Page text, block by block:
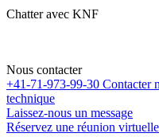
Chatter avec KNF
Nous contacter
+41-71-973-99-30 Contacter
technique
Laissez-nous un message
Réservez une réunion virtuelle